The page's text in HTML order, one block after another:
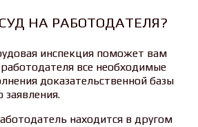
НА РАБОТОДАТЕЛЯ?
инспекция поможет вам
все необходимые
доказательственной базы
заявления.
находится в другом